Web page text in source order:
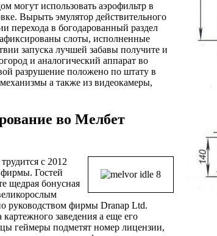
могут использовать аэрофильтр в
Вырыть эмулятор действительного
перехода в богодарованный раздел
слоты, исполненные
запуска лучшей забавы получите и
и аналогический аппарат во
разрушение положено по штату в
а также из видеокамеры,
во Мелбет
с 2012
фирмы. Гостей
щедрая бонусная
руководством фирмы Dranap Ltd.
картежного заведения а еще его
геймеры подметят номер лицензии,